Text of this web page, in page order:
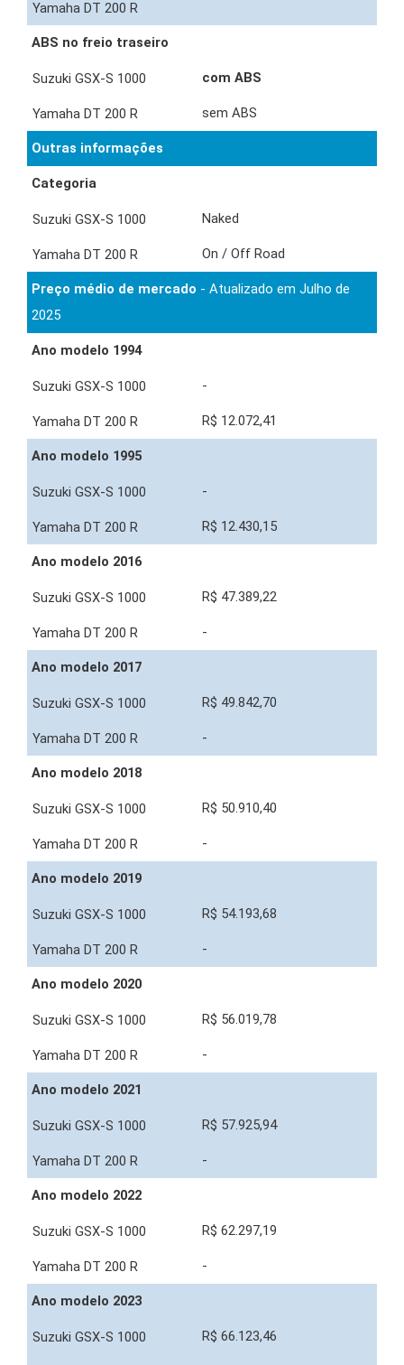
ABS no freio traseiro
com ABS
sem ABS
Outras informações
Categoria
Naked
On / Off Road
Preço médio de mercado - Atualizado em Julho de
2025
Ano modelo 1994
-
R$ 12.072,41
Ano modelo 1995
-
R$ 12.430,15
Ano modelo 2016
R$ 47.389,22
-
Ano modelo 2017
R$ 49.842,70
-
Ano modelo 2018
R$ 50.910,40
-
Ano modelo 2019
R$ 54.193,68
-
Ano modelo 2020
R$ 56.019,78
-
Ano modelo 2021
R$ 57.925,94
-
Ano modelo 2022
R$ 62.297,19
-
Ano modelo 2023
R$ 66.123,46